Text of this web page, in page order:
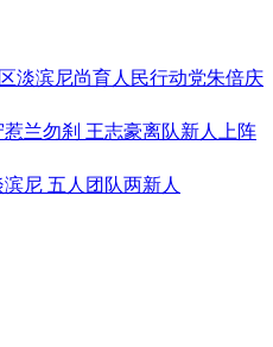
淡滨尼尚育人民行动党朱倍庆
惹兰勿刹 王志豪离队新人上阵
滨尼 五人团队两新人